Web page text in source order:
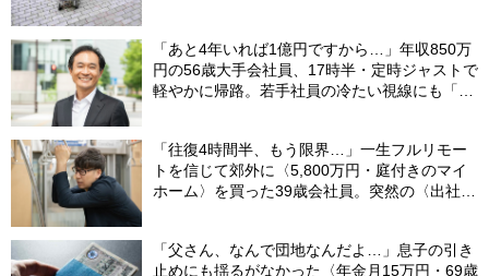
「あと4年いれば1億円ですから…」年収850万
円の56歳大手会社員、17時半・定時ジャストで
軽やかに帰路。若手社員の冷たい視線にも「だ
「往復4時間半、もう限界…」一生フルリモー
トを信じて郊外に〈5,800万円・庭付きのマイ
ホーム〉を買った39歳会社員。突然の〈出社
「父さん、なんで団地なんだよ…」息子の引き
止めにも揺るがなかった〈年金月15万円・69歳